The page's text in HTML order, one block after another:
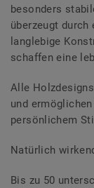
besonders
überzeugt durch
langlebige
schaffen eine
Alle
und
persönlichem
Natürlich
Bis zu 50